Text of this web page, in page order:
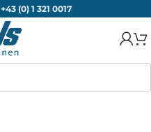
+43 (0) 1 321 0017